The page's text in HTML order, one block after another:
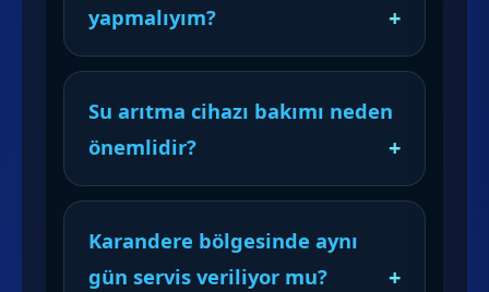
yapmalıyım?
Su arıtma cihazı bakımı neden
önemlidir?
Karandere bölgesinde aynı
gün servis veriliyor mu?